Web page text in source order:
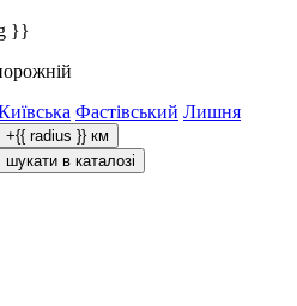
}}
Фастівський Лишня
+{{ radius }} км
шукати в каталозі